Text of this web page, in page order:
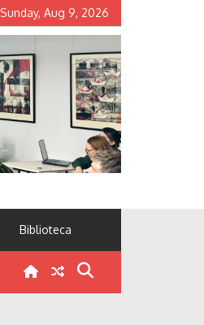
Sunday, Aug 9, 2026
Biblioteca